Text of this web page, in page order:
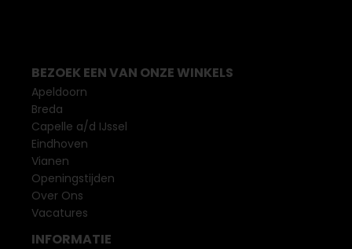
BEZOEK EEN VAN ONZE WINKELS
Apeldoorn
Breda
Capelle a/d IJssel
Eindhoven
Vianen
Openingstijden
Over Ons
Vacatures
INFORMATIE